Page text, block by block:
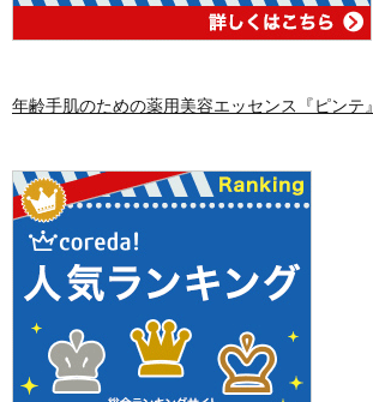
年齢手肌のための薬用美容エッセンス『ピンテ』